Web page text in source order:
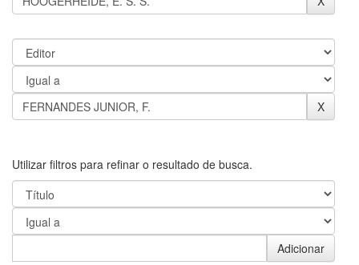
Utilizar filtros para refinar o resultado de busca.